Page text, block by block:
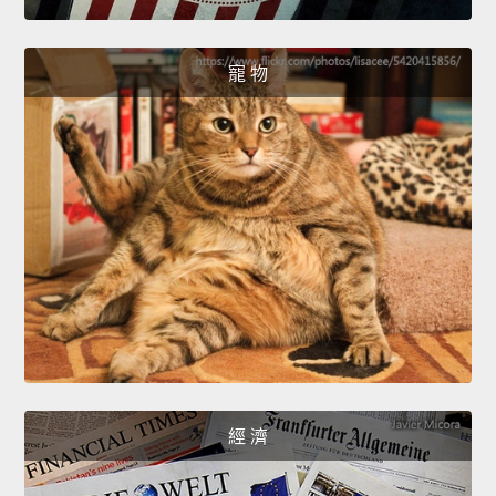
寵 物
經 濟